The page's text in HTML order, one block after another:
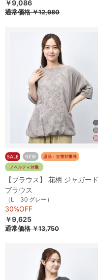
￥9,086
通常価格￥12,980
【ブラウス】 花柄 ジャガード
ブラウス
（L 30 グレー）
30%OFF
￥9,625
通常価格￥13,750